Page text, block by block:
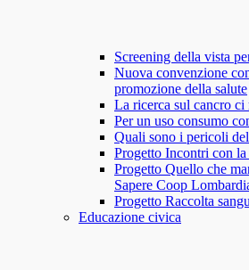
Screening della vista
Nuova convenzione
promozione della salute
La ricerca sul cancro ci
Per un uso consumo
Quali sono i pericoli
Progetto Incontri con
Progetto Quello che
Sapere Coop
Progetto Raccolta
Educazione civica